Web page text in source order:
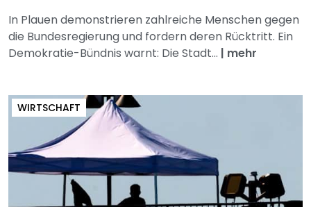
In Plauen demonstrieren zahlreiche Menschen gegen
die Bundesregierung und fordern deren Rücktritt. Ein
Demokratie-Bündnis warnt: Die Stadt... | mehr
WIRTSCHAFT